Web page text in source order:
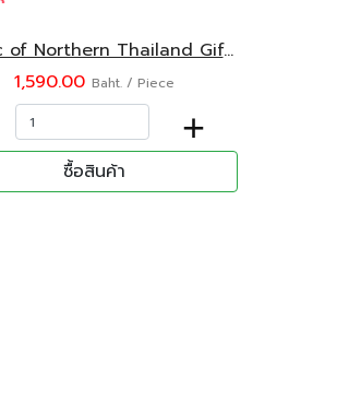
Magic of Northern Thailand Gift Set
1,590.00 Baht. / Piece
+
ซื้อสินค้า